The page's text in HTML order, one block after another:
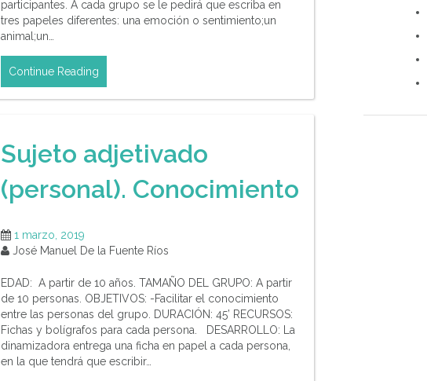
participantes. A cada grupo se le pedirá que escriba en
tres papeles diferentes: una emoción o sentimiento;un
animal;un…
Continue Reading
Sujeto adjetivado
(personal). Conocimiento
1 marzo, 2019
José Manuel De la Fuente Ríos
EDAD: A partir de 10 años. TAMAÑO DEL GRUPO: A partir
de 10 personas. OBJETIVOS: -Facilitar el conocimiento
entre las personas del grupo. DURACIÓN: 45’ RECURSOS:
Fichas y bolígrafos para cada persona. DESARROLLO: La
dinamizadora entrega una ficha en papel a cada persona,
en la que tendrá que escribir…